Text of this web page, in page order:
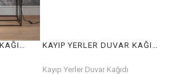
KAYIP YERLER DUVAR KAĞIDI KAYIP YERLER DUVAR KAĞIDI
Kayıp Yerler Duvar Kağıdı